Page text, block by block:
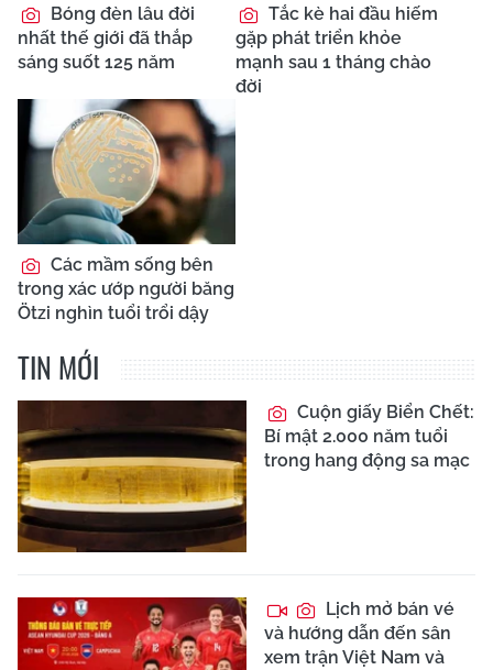
Bóng đèn lâu đời
nhất thế giới đã thắp
sáng suốt 125 năm
Tắc kè hai đầu hiếm
gặp phát triển khỏe
mạnh sau 1 tháng chào
đời
Các mầm sống bên
trong xác ướp người băng
Ötzi nghìn tuổi trổi dậy
TIN MỚI
Cuộn giấy Biển Chết:
Bí mật 2.000 năm tuổi
trong hang động sa mạc
Lịch mở bán vé
và hướng dẫn đến sân
xem trận Việt Nam và